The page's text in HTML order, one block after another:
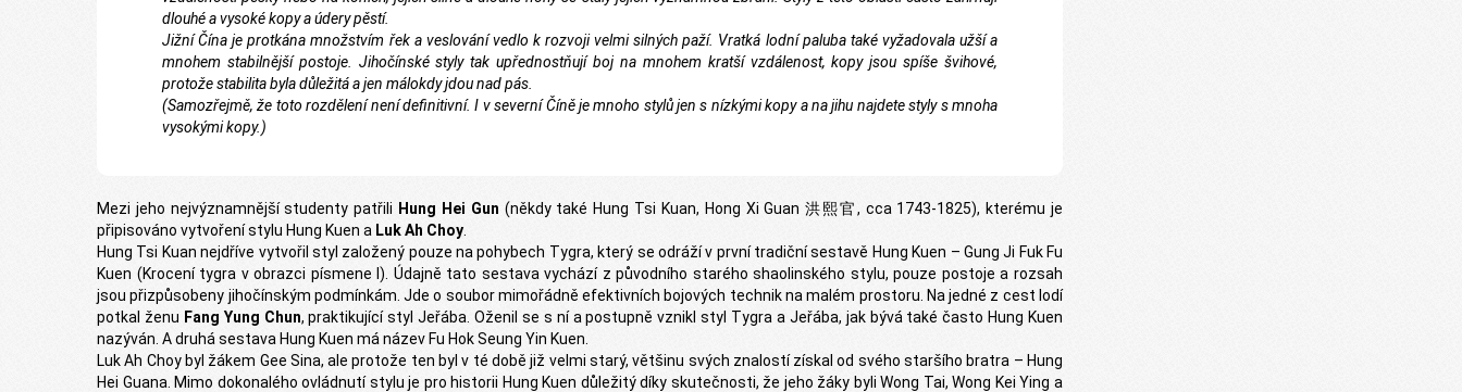
dlouhé a vysoké kopy a údery pěstí.
Jižní Čína je protkána množstvím řek a veslování vedlo k rozvoji velmi silných paží. Vratká lodní paluba také vyžadovala užší a
mnohem stabilnější postoje. Jihočínské styly tak upřednostňují boj na mnohem kratší vzdálenost, kopy jsou spíše švihové,
protože stabilita byla důležitá a jen málokdy jdou nad pás.
(Samozřejmě, že toto rozdělení není definitivní. I v severní Číně je mnoho stylů jen s nízkými kopy a na jihu najdete styly s mnoha
vysokými kopy.)
Mezi jeho nejvýznamnější studenty patřili Hung Hei Gun (někdy také Hung Tsi Kuan, Hong Xi Guan 洪熙官, cca 1743-1825), kterému je
připisováno vytvoření stylu Hung Kuen a Luk Ah Choy
Hung Tsi Kuan nejdříve vytvořil styl založený pouze na pohybech Tygra, který se odráží v první tradiční sestavě Hung Kuen – Gung Ji Fuk Fu
Kuen (Krocení tygra v obrazci písmene I). Údajně tato sestava vychází z původního starého shaolinského stylu, pouze postoje a rozsah
jsou přizpůsobeny jihočínským podmínkám. Jde o soubor mimořádně efektivních bojových technik na malém prostoru. Na jedné z cest lodí
potkal ženu Fang Yung Chun, praktikující styl Jeřába. Oženil se s ní a postupně vznikl styl Tygra a Jeřába, jak bývá také často Hung Kuen
nazýván. A druhá sestava Hung Kuen má název Fu Hok Seung Yin Kuen.
Luk Ah Choy byl žákem Gee Sina, ale protože ten byl v té době již velmi starý, většinu svých znalostí získal od svého staršího bratra – Hung
Hei Guana. Mimo dokonalého ovládnutí stylu je pro historii Hung Kuen důležitý díky skutečnosti, že jeho žáky byli Wong Tai, Wong Kei Ying a